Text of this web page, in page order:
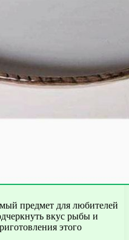
предмет для любителей
вкус рыбы и
этого